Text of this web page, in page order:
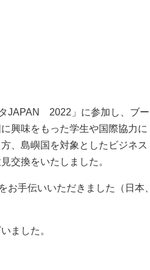
JAPAN 2022」に参加し、ブー
興味をもった学生や国際協力に
、島嶼国を対象としたビジネス
交換をいたしました。
手伝いいただきました（日本、
ました。